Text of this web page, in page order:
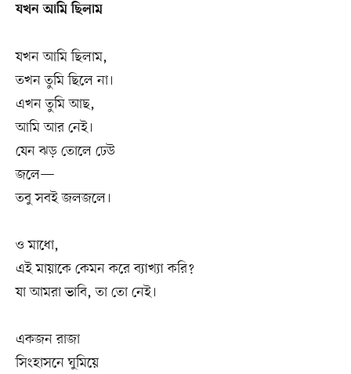
যখন আমি ছিলাম
যখন আমি ছিলাম,
তখন তুমি ছিলে না।
এখন তুমি আছ,
আমি আর নেই।
যেন ঝড় তোলে ঢেউ
জলে—
তবু সবই জলজলে।
ও মাধো,
এই মায়াকে কেমন করে ব্যাখ্যা করি?
যা আমরা ভাবি, তা তো নেই।
একজন রাজা
সিংহাসনে ঘুমিয়ে